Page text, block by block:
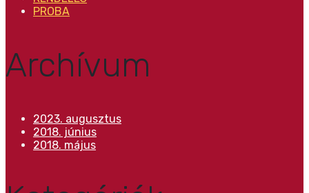
PROBA
Archívum
2023. augusztus
2018. június
2018. május